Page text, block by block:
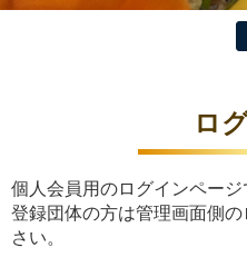
ロ
個人会員用のログインページ
登録団体の方は管理画面側
さい。